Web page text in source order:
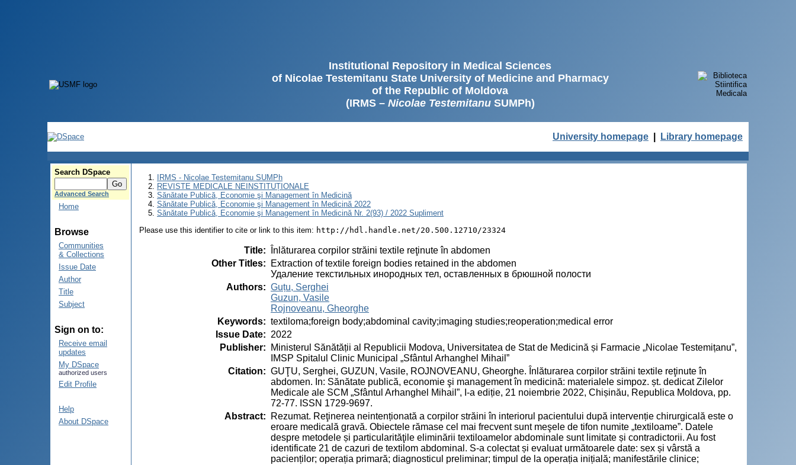
Institutional Repository in Medical Sciences
of Nicolae Testemitanu State University of Medicine and Pharmacy
of the Republic of Moldova
(IRMS – Nicolae TestemitanuSUMPh)
University homepage Library homepage
Search DSpace
Advanced Search
Home
Browse
Communities
& Collections
Issue Date
Author
Title
Subject
Sign on to:
Receive email
updates
My DSpace
authorized users
Edit Profile
Help
About DSpace
IRMS - Nicolae Testemitanu SUMPh
REVISTE MEDICALE NEINSTITUȚIONALE
Sănătate Publică, Economie şi Management în Medicină
Sănătate Publică, Economie şi Management în Medicină 2022
Sănătate Publică, Economie şi Management în Medicină Nr. 2(93) / 2022 Supliment
Please use this identifier to cite or link to this item: http://hdl.handle.net/20.500.12710/23324
Title:
Înlăturarea corpilor străini textile reţinute în abdomen
Other Titles:
Extraction of textile foreign bodies retained in the abdomen
Удаление текстильных инородных тел, оставленных в брюшной полости
Authors: Guțu, Serghei
Guzun, Vasile
Rojnoveanu, Gheorghe
Keywords: textiloma;foreign body;abdominal cavity;imaging studies;reoperation;medical error
Issue Date: 2022
Publisher:
Ministerul Sănătății al Republicii Modova, Universitatea de Stat de Medicină și Farmacie „Nicolae Testemițanu”,
IMSP Spitalul Clinic Municipal „Sfântul Arhanghel Mihail”
Citation: GUŢU, Serghei, GUZUN, Vasile, ROJNOVEANU, Gheorghe. Înlăturarea corpilor străini textile reţinute în
abdomen. In: Sănătate publică, economie şi management în medicină: materialele simpoz. șt. dedicat Zilelor
Medicale ale SCM „Sfântul Arhanghel Mihail”, I-a ediție, 21 noiembrie 2022, Chișinău, Republica Moldova, pp.
72-77. ISSN 1729-9697.
Abstract:
Rezumat. Reţinerea neintenționată a corpilor străini în interiorul pacientului după intervenție chirurgicală este o
eroare medicală gravă. Obiectele rămase cel mai frecvent sunt meşele de tifon numite „textiloame”. Datele
despre metodele și particularităţile eliminării textiloamelor abdominale sunt limitate și contradictorii. Au fost
identificate 21 de cazuri de textilom abdominal. S-a colectat și evaluat următoarele date: sex și vârstă a
pacienților; operația primară; diagnosticul preliminar; timpul de la operația inițială; manifestările clinice;